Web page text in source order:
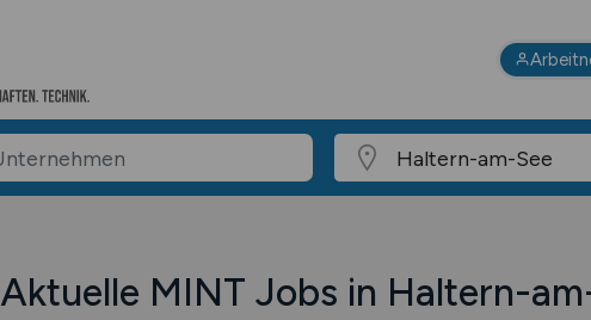
Aktuelle MINT Jobs in Haltern-